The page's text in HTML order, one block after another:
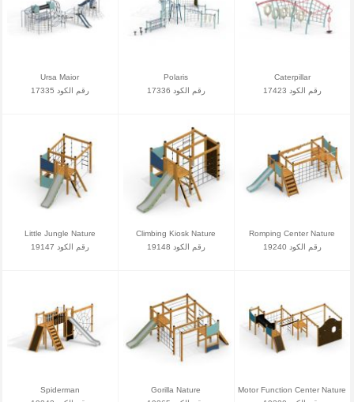
Ursa Maior
رقم الكود 17335
Polaris
رقم الكود 17336
Caterpillar
رقم الكود 17423
Little Jungle Nature
رقم الكود 19147
Climbing Kiosk Nature
رقم الكود 19148
Romping Center Nature
رقم الكود 19240
Spiderman
Gorilla Nature
Motor Function Center Nature